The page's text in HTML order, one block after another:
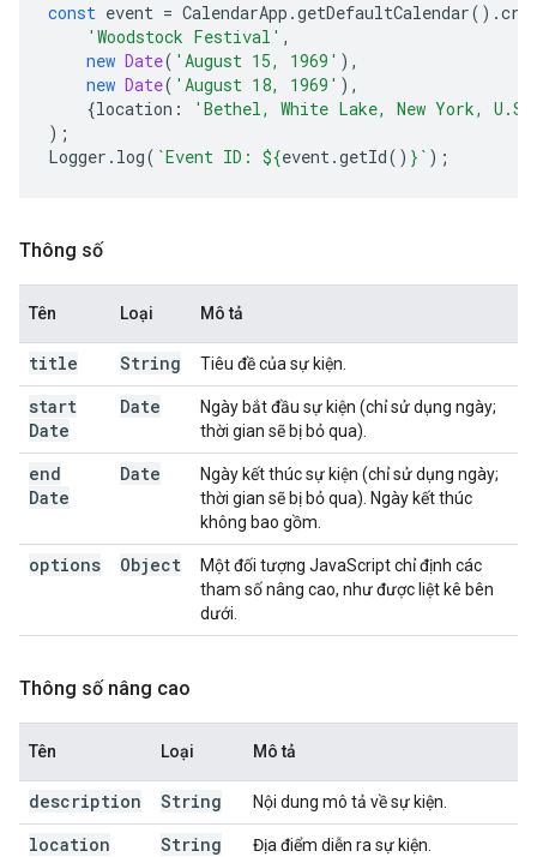
const event = CalendarApp .getDefaultCalendar().
'Woodstock Festival' ,
new Date( 'August 15, 1969' ),
new Date( 'August 18, 1969' ),
{location :
'Bethel, White Lake, New York,
);
Logger . log( `Event ID: ${event.getId() } ` );
Thông số
Tên Loại Mô tả
title String Tiêu đề của sự kiện.
start
Date
Date
Ngày bắt đầu sự kiện (chỉ sử dụng ngày;
thời gian sẽ bị bỏ qua).
end
Date
Date
Ngày kết thúc sự kiện (chỉ sử dụng ngày;
thời gian sẽ bị bỏ qua). Ngày kết thúc
không bao gồm.
options Object
Một đối tượng JavaScript chỉ định các
tham số nâng cao, như được liệt kê bên
dưới.
Thông số nâng cao
Tên Loại Mô tả
description String Nội dung mô tả về sự kiện.
location String Địa điểm diễn ra sự kiện.